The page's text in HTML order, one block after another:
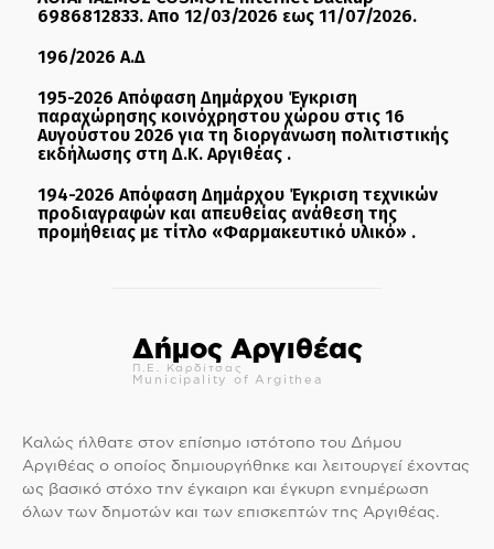
6986812833. Απο 12/03/2026 εως 11/07/2026.
196/2026 Α.Δ
195-2026 Απόφαση Δημάρχου Έγκριση
παραχώρησης κοινόχρηστου χώρου στις 16
Αυγούστου 2026 για τη διοργάνωση πολιτιστικής
εκδήλωσης στη Δ.Κ. Αργιθέας .
194-2026 Απόφαση Δημάρχου Έγκριση τεχνικών
προδιαγραφών και απευθείας ανάθεση της
προμήθειας με τίτλο «Φαρμακευτικό υλικό» .
Δήμος Αργιθέας
Π.Ε. Καρδίτσας
Municipality of Argithea
Καλώς ήλθατε στον επίσημο ιστότοπο του Δήμου
Αργιθέας ο οποίος δημιουργήθηκε και λειτουργεί έχοντας
ως βασικό στόχο την έγκαιρη και έγκυρη ενημέρωση
όλων των δημοτών και των επισκεπτών της Αργιθέας.